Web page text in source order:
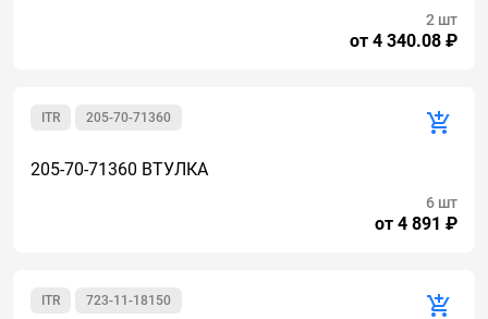
от 4 340.08 ₽
2 шт
205-70-71360
ITR
205-70-71360 ВТУЛКА
от 4 891 ₽
6 шт
723-11-18150
ITR